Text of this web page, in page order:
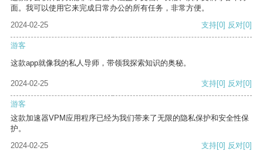
面。我可以使用它来完成日常办公的所有任务，非常方便。
2024-02-25
支持[0] 反对[0]
游客
这款app就像我的私人导师，带领我探索知识的奥秘。
2024-02-25 支持[0] 反对[0]
游客
这款加速器VPM应用程序已经为我们带来了无限的隐私保护和安全性保
护。
2024-02-25
支持[0] 反对[0]